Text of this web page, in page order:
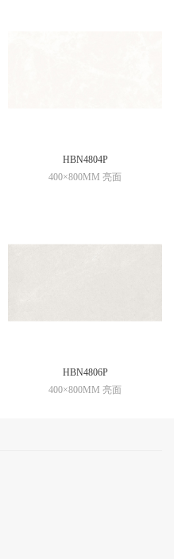
HBN4804P
400×800MM 亮面
HBN4806P
400×800MM 亮面